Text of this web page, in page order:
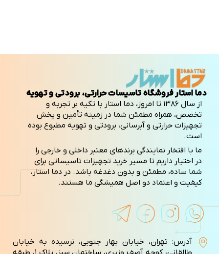
دما استار فروشگاه تاسیسات حرارتی، برودتی و تهویه
از سال ۱۳۸۶ تا امروز، دما استار با تکیه بر تجربه و
تخصص، همراه مطمئن شما در زمینه تأمین و پخش
تجهیزات حرارتی و آبرسانی، برودتی و تهویه مطبوع بوده
است.
ما با افتخار نمایندگی برندهای معتبر داخلی و خارجی را
در اختیار داریم تا مسیر خرید تجهیزات تاسیساتی برای
شما ساده، مطمئن و بدون دغدغه باشد. در دما استار،
کیفیت و اعتماد دو اصل همیشگی ما هستند.
آدرس: تهران، خیابان بهار جنوبی، نرسیده به خیابان